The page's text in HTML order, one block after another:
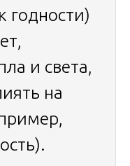
годности)
и света,
на